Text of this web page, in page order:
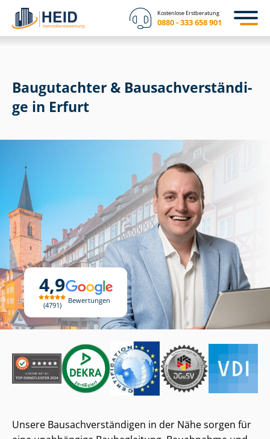
Kostenlose Erstberatung
0880 - 333 658 901
4,9
4791
Bewertungen
Baugutachter & Bau­sach­ver­stän­di­
ge in Erfurt
Unsere Bau­sach­ver­stän­di­gen in der Nähe sorgen für